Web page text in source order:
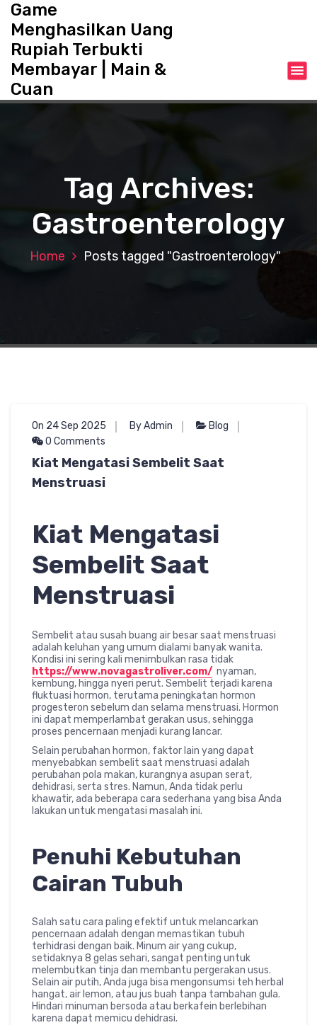
c
Game
Menghasilkan Uang
Rupiah Terbukti
Membayar | Main &
Cuan
Tag Archives:
Gastroenterology
Home Posts tagged "Gastroenterology"
On 24 Sep 2025 By Admin
Blog
0 Comments
Kiat Mengatasi Sembelit Saat
Menstruasi
Kiat Mengatasi
Sembelit Saat
Menstruasi
Sembelit atau susah buang air besar saat menstruasi
adalah keluhan yang umum dialami banyak wanita.
Kondisi ini sering kali menimbulkan rasa tidak
https://www.novagastroliver.com/ nyaman,
kembung, hingga nyeri perut. Sembelit terjadi karena
fluktuasi hormon, terutama peningkatan hormon
progesteron sebelum dan selama menstruasi. Hormon
ini dapat memperlambat gerakan usus, sehingga
proses pencernaan menjadi kurang lancar.
Selain perubahan hormon, faktor lain yang dapat
menyebabkan sembelit saat menstruasi adalah
perubahan pola makan, kurangnya asupan serat,
dehidrasi, serta stres. Namun, Anda tidak perlu
khawatir, ada beberapa cara sederhana yang bisa Anda
lakukan untuk mengatasi masalah ini.
Penuhi Kebutuhan
Cairan Tubuh
Salah satu cara paling efektif untuk melancarkan
pencernaan adalah dengan memastikan tubuh
terhidrasi dengan baik. Minum air yang cukup,
setidaknya 8 gelas sehari, sangat penting untuk
melembutkan tinja dan membantu pergerakan usus.
Selain air putih, Anda juga bisa mengonsumsi teh herbal
hangat, air lemon, atau jus buah tanpa tambahan gula.
Hindari minuman bersoda atau berkafein berlebihan
karena dapat memicu dehidrasi.